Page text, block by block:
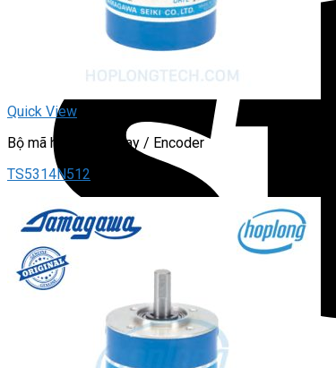
Quick View
Bộ mã hóa vòng quay / Encoder
TS5314N512